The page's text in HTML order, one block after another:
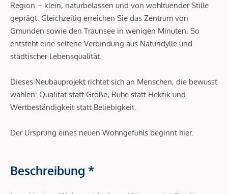
Region – klein, naturbelassen und von wohltuender Stille
geprägt. Gleichzeitig erreichen Sie das Zentrum von
Gmunden sowie den Traunsee in wenigen Minuten. So
entsteht eine seltene Verbindung aus Naturidylle und
städtischer Lebensqualität.
Dieses Neubauprojekt richtet sich an Menschen, die bewusst
wählen: Qualität statt Größe, Ruhe statt Hektik und
Wertbeständigkeit statt Beliebigkeit.
Der Ursprung eines neuen Wohngefühls beginnt hier.
Beschreibung *